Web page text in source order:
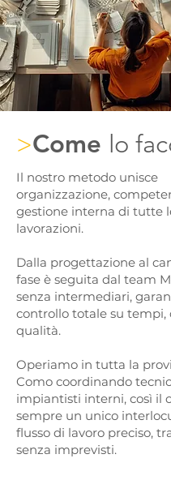
>Come lo
Il nostro metodo unisce
organizzazione,
gestione interna di tutte
lavorazioni.
Dalla progettazione al
fase è seguita dal team
senza intermediari,
controllo totale su tempi,
qualità.
Operiamo in tutta la
Como coordinando
impiantisti interni, così il
sempre un unico
flusso di lavoro preciso,
senza imprevisti.